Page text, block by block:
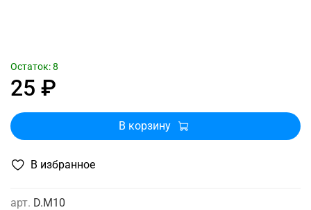
В избранное
арт. D.M10
25 ₽
Остаток: 8
В корзину